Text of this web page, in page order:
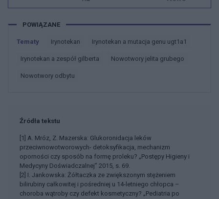
POWIĄZANE
Tematy Irynotekan Irynotekan a mutacja genu ugt1a1
Irynotekan a zespół gilberta Nowotwory jelita grubego
Nowotwory odbytu
Źródła tekstu
[1] A. Mróz, Z. Mazerska: Glukoronidacja leków
przeciwnowotworowych- detoksyfikacja, mechanizm
oporności czy sposób na formę proleku? „Postępy Higieny i
Medycyny Doświadczalnej” 2015, s. 69.
[2] I. Jankowska: Żółtaczka ze zwiększonym stężeniem
bilirubiny całkowitej i pośredniej u 14-letniego chłopca –
choroba wątroby czy defekt kosmetyczny? „Pediatria po